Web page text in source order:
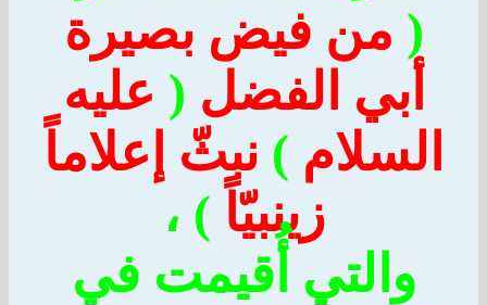
من فيض بصيرة
الفضل(عليه
)نبثّ إعلاماً
زينبيّاً) ،
والتي أُقيمت في